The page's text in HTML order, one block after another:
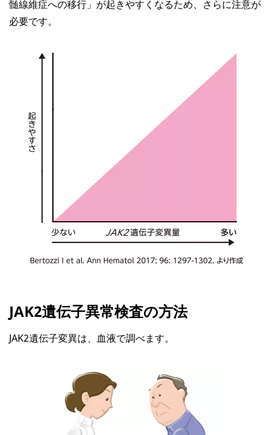
髄線維症への移行」が起きやすくなるため、さらに注意が
必要です。
JAK2遺伝子異常検査の方法
JAK2遺伝子変異は、血液で調べます。